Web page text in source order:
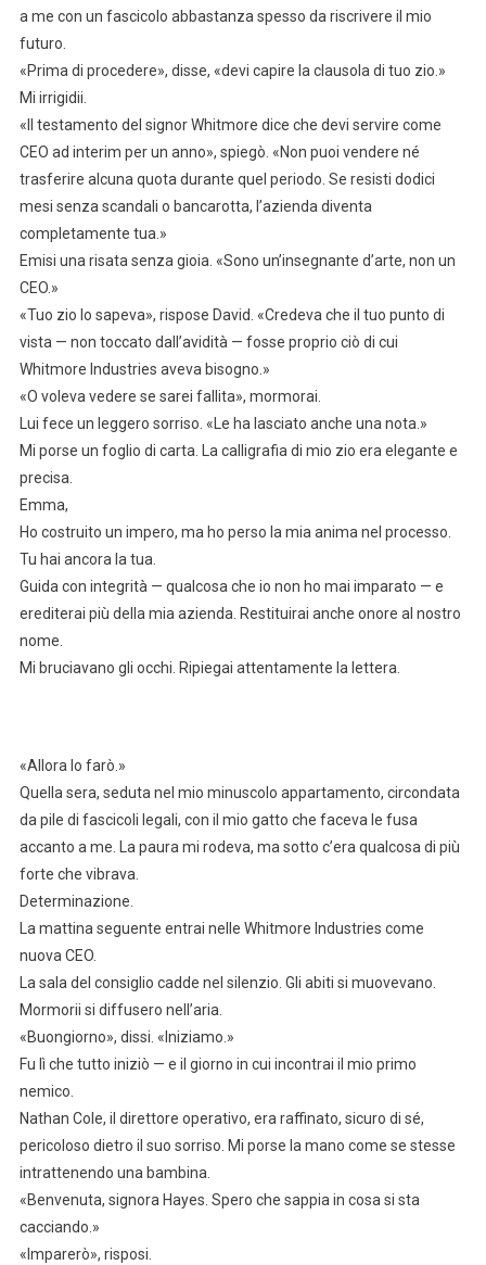
a me con un fascicolo abbastanza spesso da riscrivere il mio
futuro.
«Prima di procedere», disse, «devi capire la clausola di tuo zio.»
Mi irrigidii.
«Il testamento del signor Whitmore dice che devi servire come
CEO ad interim per un anno», spiegò. «Non puoi vendere né
trasferire alcuna quota durante quel periodo. Se resisti dodici
mesi senza scandali o bancarotta, l’azienda diventa
completamente tua.»
Emisi una risata senza gioia. «Sono un’insegnante d’arte, non un
CEO.»
«Tuo zio lo sapeva», rispose David. «Credeva che il tuo punto di
vista — non toccato dall’avidità — fosse proprio ciò di cui
Whitmore Industries aveva bisogno.»
«O voleva vedere se sarei fallita», mormorai.
Lui fece un leggero sorriso. «Le ha lasciato anche una nota.»
Mi porse un foglio di carta. La calligrafia di mio zio era elegante e
precisa.
Emma,
Ho costruito un impero, ma ho perso la mia anima nel processo.
Tu hai ancora la tua.
Guida con integrità — qualcosa che io non ho mai imparato — e
erediterai più della mia azienda. Restituirai anche onore al nostro
nome.
Mi bruciavano gli occhi. Ripiegai attentamente la lettera.
«Allora lo farò.»
Quella sera, seduta nel mio minuscolo appartamento, circondata
da pile di fascicoli legali, con il mio gatto che faceva le fusa
accanto a me. La paura mi rodeva, ma sotto c’era qualcosa di più
forte che vibrava.
Determinazione.
La mattina seguente entrai nelle Whitmore Industries come
nuova CEO.
La sala del consiglio cadde nel silenzio. Gli abiti si muovevano.
Mormorii si diffusero nell’aria.
«Buongiorno», dissi. «Iniziamo.»
Fu lì che tutto iniziò — e il giorno in cui incontrai il mio primo
nemico.
Nathan Cole, il direttore operativo, era raffinato, sicuro di sé,
pericoloso dietro il suo sorriso. Mi porse la mano come se stesse
intrattenendo una bambina.
«Benvenuta, signora Hayes. Spero che sappia in cosa si sta
cacciando.»
«Imparerò», risposi.